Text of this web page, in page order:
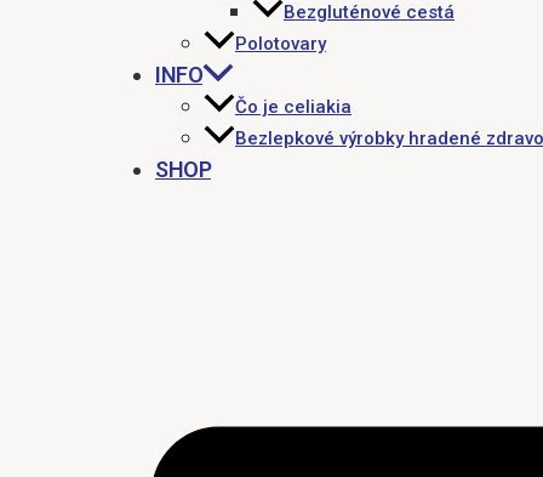
Bezgluténové cestá
Polotovary
INFO
Čo je celiakia
Bezlepkové výrobky hradené
SHOP